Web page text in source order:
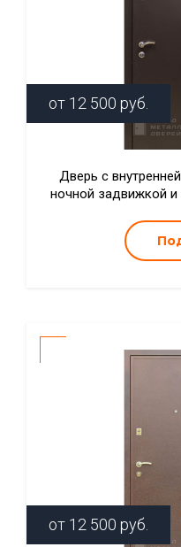
от 12 500 руб.
Дверь с
ночной задвижкой
от 12 500 руб.